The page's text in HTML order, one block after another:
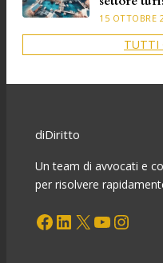
15 OTTOBRE
TUTTI
diDiritto
Un team di avvocati e
per risolvere
Facebook LinkedIn X YouTube Instagram